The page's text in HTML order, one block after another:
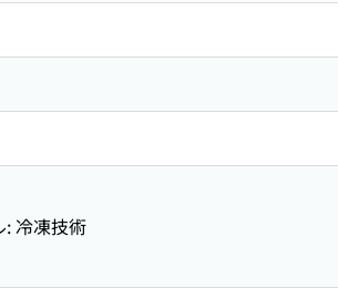
冷凍技術